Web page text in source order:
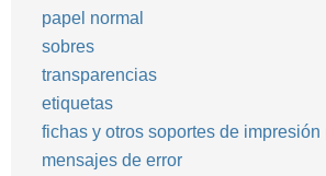
papel normal
sobres
transparencias
etiquetas
fichas y otros soportes de impresión
mensajes de error